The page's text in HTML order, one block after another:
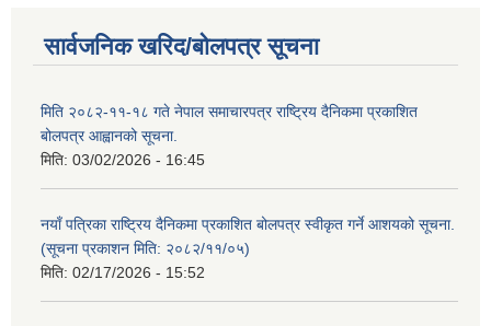
सार्वजनिक खरिद/बोलपत्र सूचना
मिति २०८२-११-१८ गते नेपाल समाचारपत्र राष्ट्रिय दैनिकमा प्रकाशित
बोलपत्र आह्वानको सूचना.
मिति: 03/02/2026 - 16:45
नयाँ पत्रिका राष्ट्रिय दैनिकमा प्रकाशित बोलपत्र स्वीकृत गर्ने आशयको सूचना.
(सूचना प्रकाशन मिति: २०८२/११/०५)
मिति: 02/17/2026 - 15:52